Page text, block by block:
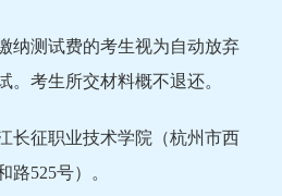
纳测试费的考生视为自动放弃
。考生所交材料概不退还。
长征职业技术学院（杭州市西
路525号）。